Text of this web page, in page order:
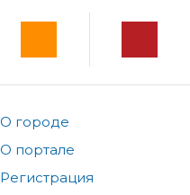
О городе
О портале
Регистрация